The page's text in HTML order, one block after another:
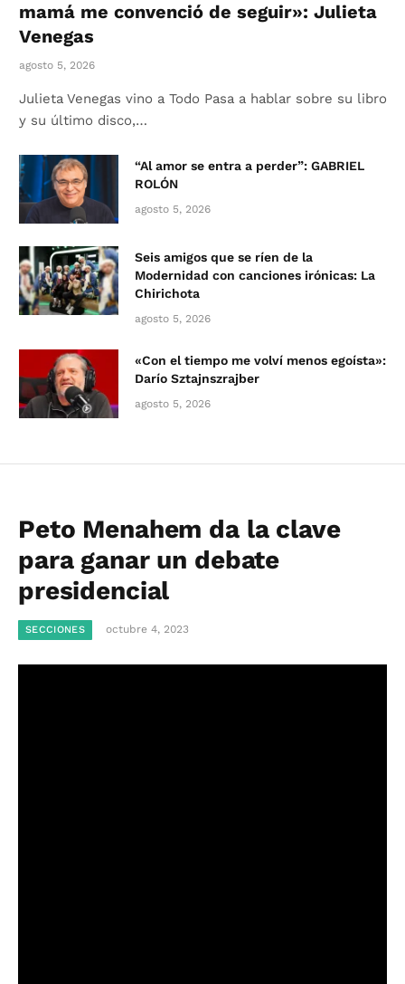
mamá me convenció de seguir»: Julieta
Venegas
agosto 5, 2026
Julieta Venegas vino a Todo Pasa a hablar sobre su libro
y su último disco,…
“Al amor se entra a perder”: GABRIEL
ROLÓN
agosto 5, 2026
Seis amigos que se ríen de la
Modernidad con canciones irónicas: La
Chirichota
agosto 5, 2026
«Con el tiempo me volví menos egoísta»:
Darío Sztajnszrajber
agosto 5, 2026
Peto Menahem da la clave
para ganar un debate
presidencial
SECCIONES octubre 4, 2023